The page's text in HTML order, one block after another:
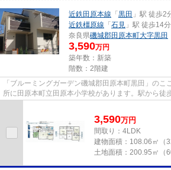
近鉄田原本線 「 黒田 」駅 徒歩2
近鉄橿原線 「 石見 」駅 徒歩14分
奈良県磯城郡田原本町大字黒田
3,590万円
築年数：新築
階数：2階建
「ブルーミングガーデン磯城郡田原本町黒田」の
所に田原本町立田原本小学校があります。駅から徒
3,590万円
間取り：4LDK
建物面積： 108.06㎡（
土地面積： 200.95㎡（